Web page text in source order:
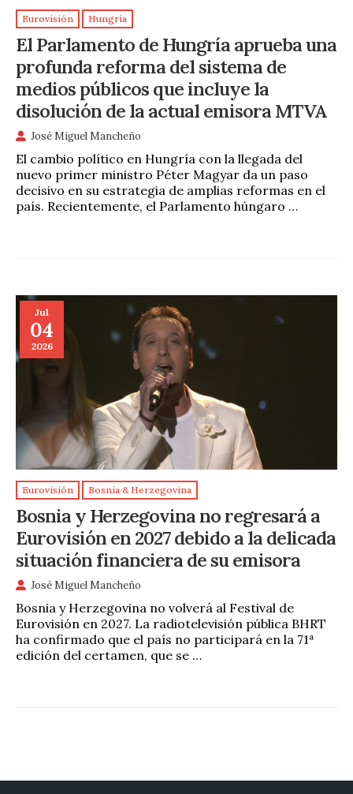
Eurovisión Hungría
El Parlamento de Hungría aprueba una
profunda reforma del sistema de
medios públicos que incluye la
disolución de la actual emisora MTVA
José Miguel Mancheño
El cambio político en Hungría con la llegada del
nuevo primer ministro Péter Magyar da un paso
decisivo en su estrategia de amplias reformas en el
país. Recientemente, el Parlamento húngaro …
Jul
04
2026
Eurovisión Bosnia & Herzegovina
Bosnia y Herzegovina no regresará a
Eurovisión en 2027 debido a la delicada
situación financiera de su emisora
José Miguel Mancheño
Bosnia y Herzegovina no volverá al Festival de
Eurovisión en 2027. La radiotelevisión pública BHRT
ha confirmado que el país no participará en la 71ª
edición del certamen, que se …